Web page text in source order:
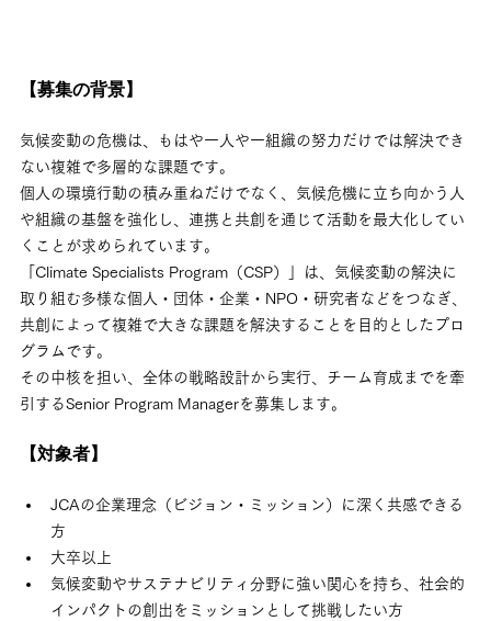
【募集の背景】
気候変動の危機は、もはや一人や一組織の努力だけでは解決でき
ない複雑で多層的な課題です。
個人の環境行動の積み重ねだけでなく、気候危機に立ち向かう人
や組織の基盤を強化し、連携と共創を通じて活動を最大化してい
くことが求められています。
「Climate Specialists Program（CSP）」は、気候変動の解決に
取り組む多様な個人・団体・企業・NPO・研究者などをつなぎ、
共創によって複雑で大きな課題を解決することを目的としたプロ
グラムです。
その中核を担い、全体の戦略設計から実行、チーム育成までを牽
引するSenior Program Managerを募集します。
【対象者】
JCAの企業理念（ビジョン・ミッション）に深く共感できる
方
大卒以上
気候変動やサステナビリティ分野に強い関心を持ち、社会的
インパクトの創出をミッションとして挑戦したい方